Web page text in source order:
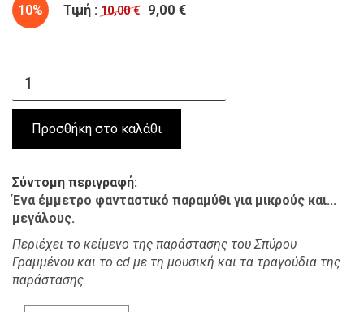
10% Τιμή : 10,00 € 9,00 €
Σύντομη περιγραφή
Ένα έμμετρο φανταστικό παραμύθι για μικρούς και...
μεγάλους.
Περιέχει το κείμενο της παράστασης του Σπύρου
Γραμμένου και το cd με τη μουσική και τα τραγούδια της
παράστασης.